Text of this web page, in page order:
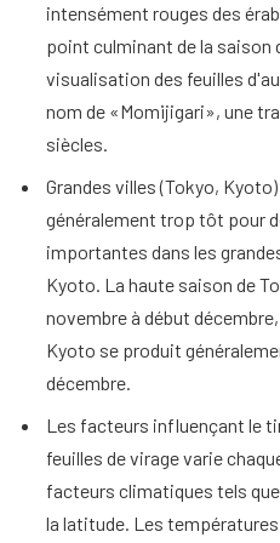
intensément rouges des
point culminant de la saison
visualisation des feuilles
nom de «Momijigari», une
siècles.
Grandes villes (Tokyo,
généralement trop tôt pour
importantes dans les
Kyoto. La haute saison de
novembre à début
Kyoto se produit
décembre.
Les facteurs influençant le
feuilles de virage varie
facteurs climatiques tels
la latitude. Les